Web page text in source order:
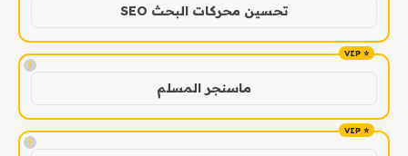
تحسين محركات البحث SEO
!
ماسنجر المسلم
!